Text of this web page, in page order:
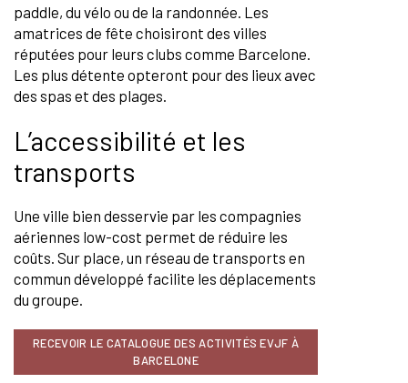
paddle, du vélo ou de la randonnée. Les
amatrices de fête choisiront des villes
réputées pour leurs clubs comme Barcelone.
Les plus détente opteront pour des lieux avec
des spas et des plages.
L’accessibilité et les
transports
Une ville bien desservie par les compagnies
aériennes low-cost permet de réduire les
coûts. Sur place, un réseau de transports en
commun développé facilite les déplacements
du groupe.
RECEVOIR LE CATALOGUE DES ACTIVITÉS EVJF À
BARCELONE